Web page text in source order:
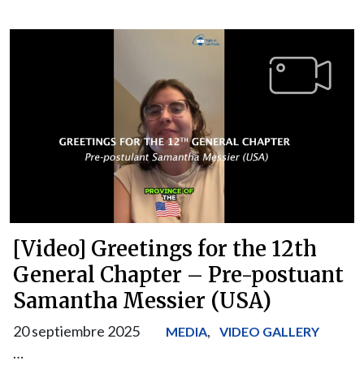
[Video] Greetings for the 12th
General Chapter – Pre-postuant
Samantha Messier (USA)
20 septiembre 2025 MEDIA, VIDEO GALLERY
…